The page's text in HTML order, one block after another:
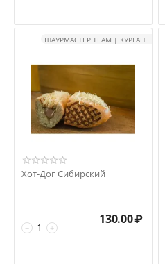
ШАУРМАСТЕР TEAM | КУРГАН
Хот-Дог Сибирский
+
−
130.00₽